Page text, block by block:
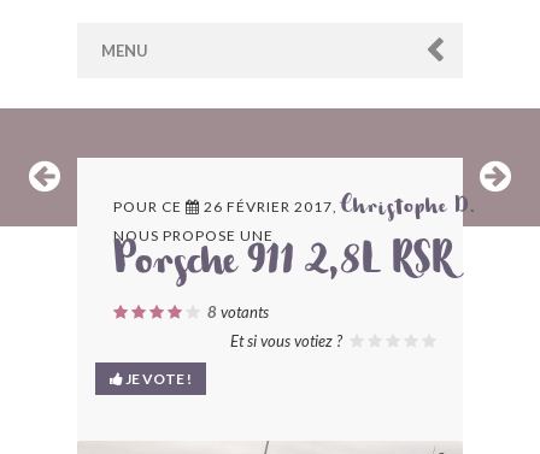
MENU
ARCHIVES
LES CONTRIBUTEURS
LE BLOG
BONJOURLAVIEILLE ?
POUR CE 26 FÉVRIER 2017,Christophe D.
NOUS PROPOSE UNE
Porsche 911 2,8L RSR
8 votants
Et si vous votiez ?
JE VOTE !